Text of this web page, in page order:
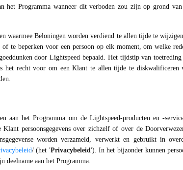
het Programma wanneer dit verboden zou zijn op grond
waarmee Beloningen worden verdiend te allen tijde te
te beperken voor een persoon op elk moment, om welke
door Lightspeed bepaald. Het tijdstip van
het recht voor om een Klant te allen tijde te diskwalificeren
aan het Programma om de Lightspeed-producten en -
persoonsgegevens over zichzelf of over de
worden verzameld, verwerkt en gebruikt in
/ (het 'Privacybeleid'). In het bijzonder kunnen
deelname aan het Programma.